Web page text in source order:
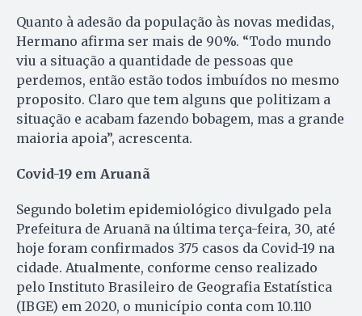
Quanto à adesão da população às novas medidas,
Hermano afirma ser mais de 90%. “Todo mundo
viu a situação a quantidade de pessoas que
perdemos, então estão todos imbuídos no mesmo
proposito. Claro que tem alguns que politizam a
situação e acabam fazendo bobagem, mas a grande
maioria apoia”, acrescenta.
Covid-19 em Aruanã
Segundo boletim epidemiológico divulgado pela
Prefeitura de Aruanã na última terça-feira, 30, até
hoje foram confirmados 375 casos da Covid-19 na
cidade. Atualmente, conforme censo realizado
pelo Instituto Brasileiro de Geografia Estatística
(IBGE) em 2020, o município conta com 10.110